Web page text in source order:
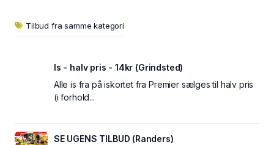
Tilbud fra samme kategori
Is - halv pris - 14kr (Grindsted)
Alle is fra på iskortet fra Premier sælges til halv pris
(i forhold...
SE UGENS TILBUD (Randers)